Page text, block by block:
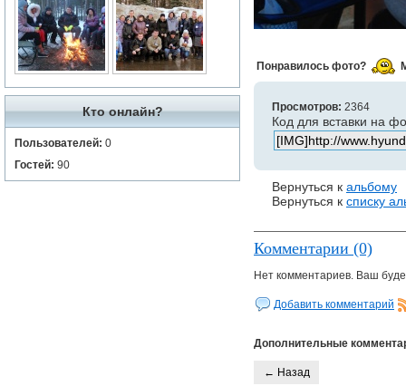
Кто онлайн?
Пользователей: 0
Гостей: 90
Понравилось фото?
Просмотров: 2364
Код для вставки на
Вернуться к альбому
Вернуться к списку
Комментарии (0)
Нет комментариев. Ваш
Добавить комментарий
Дополнительные
← Назад